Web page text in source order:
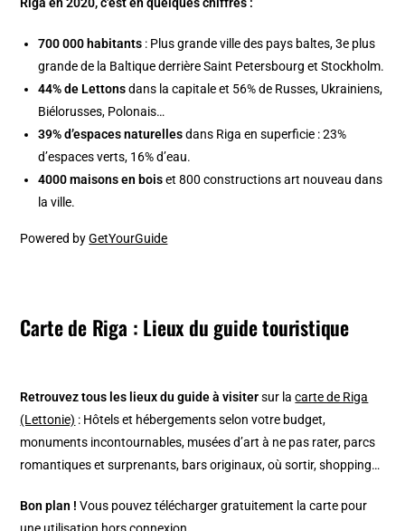
Riga en 2020, c’est en quelques chiffres :
700 000 habitants : Plus grande ville des pays baltes, 3e plus
grande de la Baltique derrière Saint Petersbourg et Stockholm.
44% de Lettonsdans la capitale et 56% de Russes, Ukrainiens,
Biélorusses, Polonais…
39% d’espaces naturellesdans Riga en superficie : 23%
d’espaces verts, 16% d’eau.
4000 maisons en boiset 800 constructions art nouveau dans
la ville.
Powered byGetYourGuide
Carte de Riga : Lieux du guide touristique
Retrouvez tous les lieux du guide à visitersur lacarte de Riga
(Lettonie) : Hôtels et hébergements selon votre budget,
monuments incontournables, musées d’art à ne pas rater, parcs
romantiques et surprenants, bars originaux, où sortir, shopping…
Bon plan !Vous pouvez télécharger gratuitement la carte pour